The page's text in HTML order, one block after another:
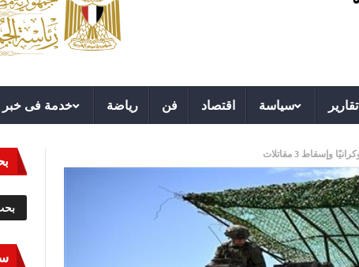
تقارير سياسة اقتصاد فن رياضة خدمة فى خبر